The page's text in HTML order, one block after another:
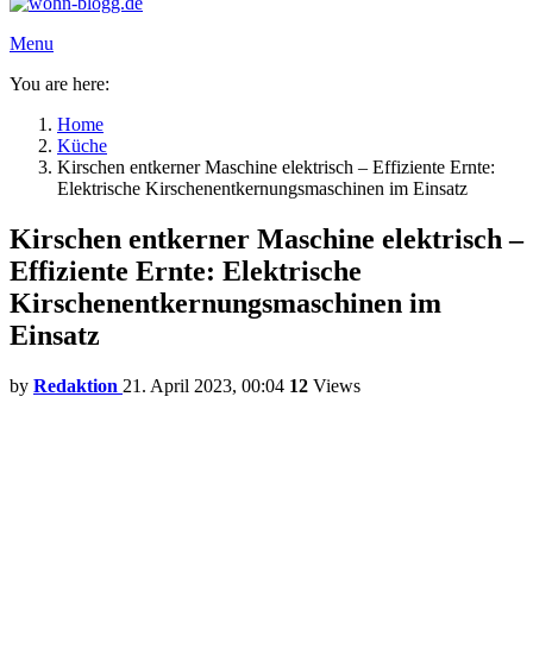
Menu
You are here:
Home
Küche
Kirschen entkerner Maschine elektrisch – Effiziente Ernte:
Elektrische Kirschenentkernungsmaschinen im Einsatz
Kirschen entkerner Maschine elektrisch –
Effiziente Ernte: Elektrische
Kirschenentkernungsmaschinen im
Einsatz
by Redaktion 21. April 2023, 00:04 12 Views